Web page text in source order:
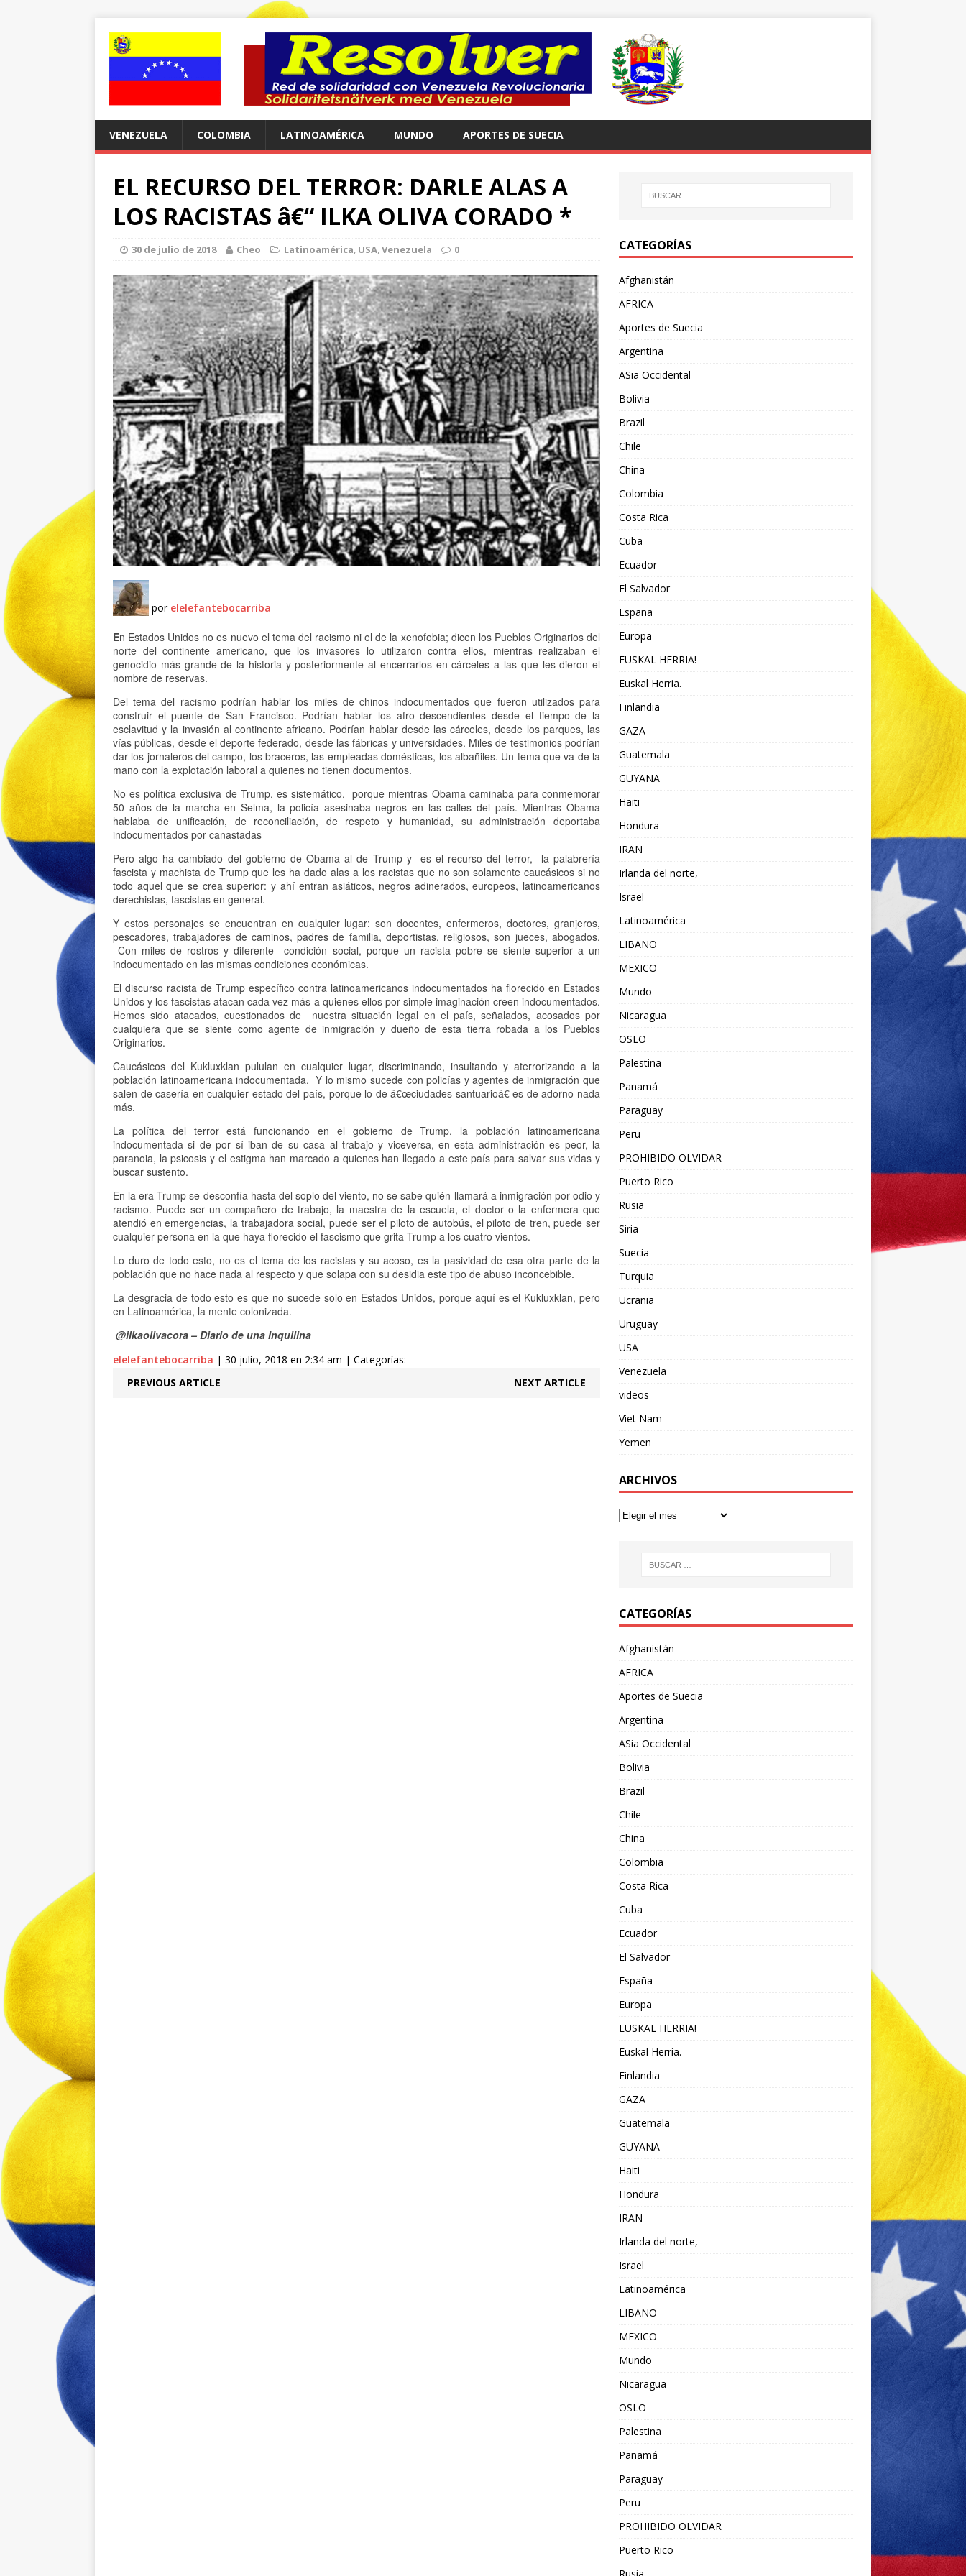
VENEZUELA COLOMBIA LATINOAMÉRICA MUNDO APORTES DE SUECIA
EL RECURSO DEL TERROR: DARLE ALAS A
LOS RACISTAS â€“ ILKA OLIVA CORADO *
30 de julio de 2018 Cheo Latinoamérica, USA,Venezuela 0
por elelefantebocarriba
En Estados Unidos no es nuevo el tema del racismo ni el de la xenofobia; dicen los Pueblos Originarios del
norte del continente americano, que los invasores lo utilizaron contra ellos, mientras realizaban el
genocidio más grande de la historia y posteriormente al encerrarlos en cárceles a las que les dieron el
nombre de reservas.
Del tema del racismo podrían hablar los miles de chinos indocumentados que fueron utilizados para
construir el puente de San Francisco. Podrían hablar los afro descendientes desde el tiempo de la
esclavitud y la invasión al continente africano. Podrían hablar desde las cárceles, desde los parques, las
vías públicas, desde el deporte federado, desde las fábricas y universidades. Miles de testimonios podrían
dar los jornaleros del campo, los braceros, las empleadas domésticas, los albañiles. Un tema que va de la
mano con la explotación laboral a quienes no tienen documentos.
No es política exclusiva de Trump, es sistemático, porque mientras Obama caminaba para conmemorar
50 años de la marcha en Selma, la policía asesinaba negros en las calles del país. Mientras Obama
hablaba de unificación, de reconciliación, de respeto y humanidad, su administración deportaba
indocumentados por canastadas
Pero algo ha cambiado del gobierno de Obama al de Trump y es el recurso del terror, la palabrería
fascista y machista de Trump que les ha dado alas a los racistas que no son solamente caucásicos si no
todo aquel que se crea superior: y ahí entran asiáticos, negros adinerados, europeos, latinoamericanos
derechistas, fascistas en general.
Y estos personajes se encuentran en cualquier lugar: son docentes, enfermeros, doctores, granjeros,
pescadores, trabajadores de caminos, padres de familia, deportistas, religiosos, son jueces, abogados.
Con miles de rostros y diferente condición social, porque un racista pobre se siente superior a un
indocumentado en las mismas condiciones económicas.
El discurso racista de Trump específico contra latinoamericanos indocumentados ha florecido en Estados
Unidos y los fascistas atacan cada vez más a quienes ellos por simple imaginación creen indocumentados.
Hemos sido atacados, cuestionados de nuestra situación legal en el país, señalados, acosados por
cualquiera que se siente como agente de inmigración y dueño de esta tierra robada a los Pueblos
Originarios.
Caucásicos del Kukluxklan pululan en cualquier lugar, discriminando, insultando y aterrorizando a la
población latinoamericana indocumentada. Y lo mismo sucede con policías y agentes de inmigración que
salen de casería en cualquier estado del país, porque lo de â€œciudades santuarioâ€ es de adorno nada
más.
La política del terror está funcionando en el gobierno de Trump, la población latinoamericana
indocumentada si de por sí iban de su casa al trabajo y viceversa, en esta administración es peor, la
paranoia, la psicosis y el estigma han marcado a quienes han llegado a este país para salvar sus vidas y
buscar sustento.
En la era Trump se desconfía hasta del soplo del viento, no se sabe quién llamará a inmigración por odio y
racismo. Puede ser un compañero de trabajo, la maestra de la escuela, el doctor o la enfermera que
atendió en emergencias, la trabajadora social, puede ser el piloto de autobús, el piloto de tren, puede ser
cualquier persona en la que haya florecido el fascismo que grita Trump a los cuatro vientos.
Lo duro de todo esto, no es el tema de los racistas y su acoso, es la pasividad de esa otra parte de la
población que no hace nada al respecto y que solapa con su desidia este tipo de abuso inconcebible.
La desgracia de todo esto es que no sucede solo en Estados Unidos, porque aquí es el Kukluxklan, pero
en Latinoamérica, la mente colonizada.
@ilkaolivacora – Diario de una Inquilina
elelefantebocarriba | 30 julio, 2018 en 2:34 am | Categorías:
PREVIOUS ARTICLE
NEXT ARTICLE
CATEGORÍAS
Afghanistán
AFRICA
Aportes de Suecia
Argentina
ASia Occidental
Bolivia
Brazil
Chile
China
Colombia
Costa Rica
Cuba
Ecuador
El Salvador
España
Europa
EUSKAL HERRIA!
Euskal Herria.
Finlandia
GAZA
Guatemala
GUYANA
Haiti
Hondura
IRAN
Irlanda del norte,
Israel
Latinoamérica
LIBANO
MEXICO
Mundo
Nicaragua
OSLO
Palestina
Panamá
Paraguay
Peru
PROHIBIDO OLVIDAR
Puerto Rico
Rusia
Siria
Suecia
Turquia
Ucrania
Uruguay
USA
Venezuela
videos
Viet Nam
Yemen
ARCHIVOS
CATEGORÍAS
Afghanistán
AFRICA
Aportes de Suecia
Argentina
ASia Occidental
Bolivia
Brazil
Chile
China
Colombia
Costa Rica
Cuba
Ecuador
El Salvador
España
Europa
EUSKAL HERRIA!
Euskal Herria.
Finlandia
GAZA
Guatemala
GUYANA
Haiti
Hondura
IRAN
Irlanda del norte,
Israel
Latinoamérica
LIBANO
MEXICO
Mundo
Nicaragua
OSLO
Palestina
Panamá
Paraguay
Peru
PROHIBIDO OLVIDAR
Puerto Rico